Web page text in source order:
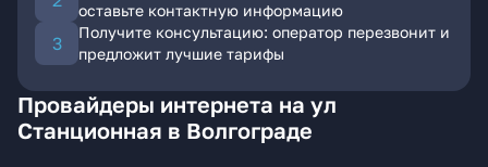
оставьте контактную информацию
Получите консультацию: оператор перезвонит и
предложит лучшие тарифы
Провайдеры интернета на ул
Станционная в Волгограде